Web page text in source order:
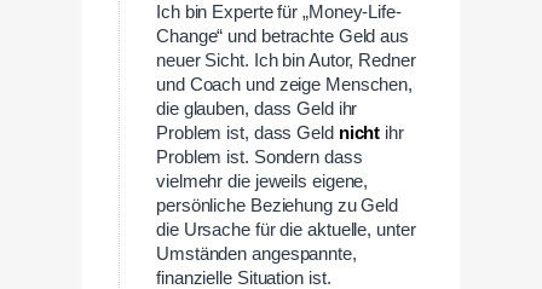
Ich bin Experte für „Money-Life-
Change“ und betrachte Geld aus
neuer Sicht. Ich bin Autor, Redner
und Coach und zeige Menschen,
die glauben, dass Geld ihr
Problem ist, dass Geld nicht ihr
Problem ist. Sondern dass
vielmehr die jeweils eigene,
persönliche Beziehung zu Geld
die Ursache für die aktuelle, unter
Umständen angespannte,
finanzielle Situation ist.